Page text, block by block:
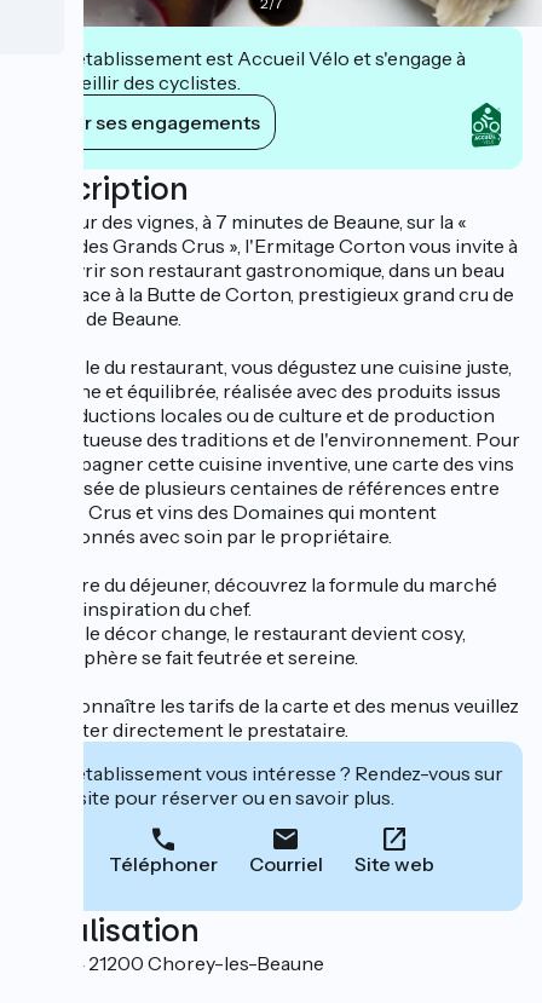
Cet établissement est Accueil Vélo et s'engage à
accueillir des cyclistes.
Voir ses engagements
Description
Au cœur des vignes, à 7 minutes de Beaune, sur la «
Route des Grands Crus », l'Ermitage Corton vous invite à
découvrir son restaurant gastronomique, dans un beau
jardin face à la Butte de Corton, prestigieux grand cru de
la Côte de Beaune.
A la table du restaurant, vous dégustez une cuisine juste,
moderne et équilibrée, réalisée avec des produits issus
de productions locales ou de culture et de production
respectueuse des traditions et de l'environnement. Pour
accompagner cette cuisine inventive, une carte des vins
composée de plusieurs centaines de références entre
Grands Crus et vins des Domaines qui montent
sélectionnés avec soin par le propriétaire.
A l'heure du déjeuner, découvrez la formule du marché
selon l'inspiration du chef.
Le soir, le décor change, le restaurant devient cosy,
l'atmosphère se fait feutrée et sereine.
Pour connaître les tarifs de la carte et des menus veuillez
contacter directement le prestataire.
Cet établissement vous intéresse ? Rendez-vous sur
leur site pour réserver ou en savoir plus.
Téléphoner Courriel Site web
Localisation
RD 974 21200 Chorey-les-Beaune